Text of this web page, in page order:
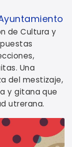
de Cultura y
Una
del mestizaje,
y gitana que
utrerana.